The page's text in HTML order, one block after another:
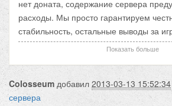
нет доната, содержание сервера
расходы. Мы просто гарантируем
стабильность, остальные выводы за
рвемся в число титанов онлайна,
Сборка — одна из наиболее рабочих
Администрация — адекватная,
внимательная
Показать больше
Colosseum добавил 2013-03-13 15:52:34
сервера